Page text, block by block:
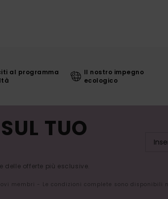
al programma
Il nostro impegno
ecologico
TUO
delle offerte più esclusive.
membri - Le condizioni complete sono disponibili